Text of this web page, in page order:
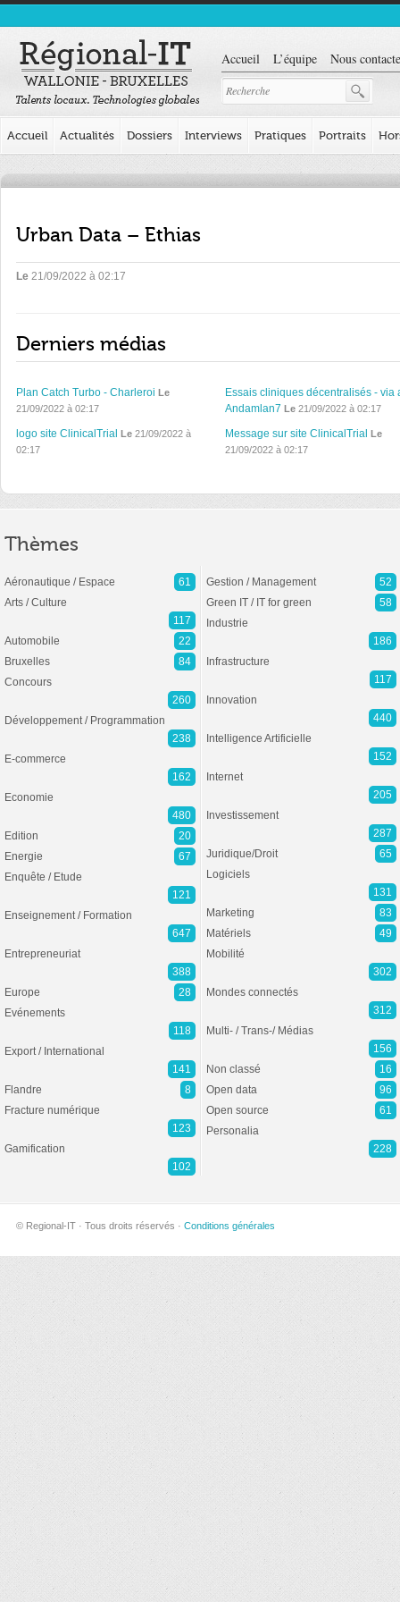
Accueil L’équipe Nous
Accueil Actualités Dossiers Interviews Pratiques Portraits
Urban Data – Ethias
Le 21/09/2022 à 02:17
Derniers médias
Plan Catch Turbo - Charleroi Le
21/09/2022 à 02:17
Essais cliniques décentralisés - via
Andamlan7 Le21/09/2022 à 02:17
logo site ClinicalTrial Le 21/09/2022 à
02:17
Message sur site ClinicalTrial Le
21/09/2022 à 02:17
Thèmes
Aéronautique / Espace
61
Arts / Culture
117
Automobile
22
Bruxelles
84
Concours
260
Développement / Programmation
238
E-commerce
162
Economie
480
Edition
20
Energie
67
Enquête / Etude
121
Enseignement / Formation
647
Entrepreneuriat
388
Europe
28
Evénements
118
Export / International
141
Flandre
8
Fracture numérique
123
Gamification
102
Gestion / Management
52
Green IT / IT for green
58
Industrie
186
Infrastructure
117
Innovation
440
Intelligence Artificielle
152
Internet
205
Investissement
287
Juridique/Droit
65
Logiciels
131
Marketing
83
Matériels
49
Mobilité
302
Mondes connectés
312
Multi- / Trans-/ Médias
156
Non classé
16
Open data
96
Open source
61
Personalia
228
© Regional-IT · Tous droits réservés · Conditions générales